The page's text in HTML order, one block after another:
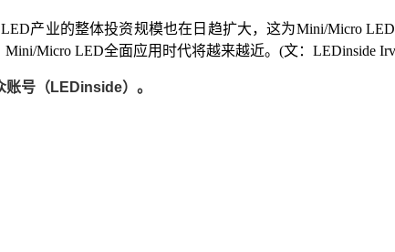
产业的整体投资规模也在日趋扩大，这为Mini/Micro
Micro LED全面应用时代将越来越近。(文：LEDinside
号（LEDinside）。